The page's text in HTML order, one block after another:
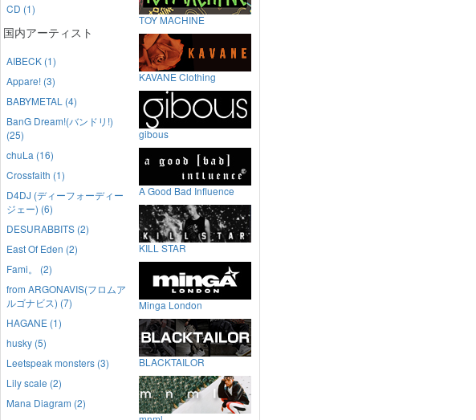
CD (1)
国内アーティスト
AIBECK (1)
Appare! (3)
BABYMETAL (4)
BanG Dream!(バンドリ!)
(25)
chuLa (16)
Crossfaith (1)
D4DJ (ディーフォーディー
ジェー) (6)
DESURABBITS (2)
East Of Eden (2)
Fami。 (2)
from ARGONAVIS(フロムア
ルゴナビス) (7)
HAGANE (1)
husky (5)
Leetspeak monsters (3)
Lily scale (2)
Mana Diagram (2)
TOY MACHINE
KAVANE Clothing
gibous
A Good Bad Influence
KILL STAR
Minga London
BLACKTAILOR